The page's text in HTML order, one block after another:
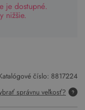
je dostupné.
nižšie.
číslo: 8817224
správnu veľkosť?